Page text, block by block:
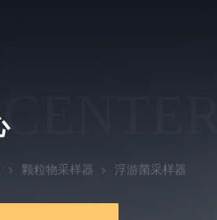
颗粒物采样器 浮游菌采样器